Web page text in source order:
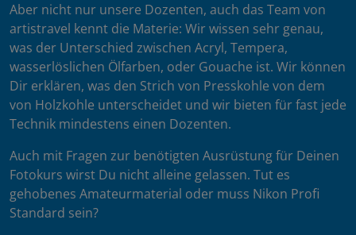
Aber nicht nur unsere Dozenten, auch das Team von
artistravel kennt die Materie: Wir wissen sehr genau,
was der Unterschied zwischen Acryl, Tempera,
wasserlöslichen Ölfarben, oder Gouache ist. Wir können
Dir erklären, was den Strich von Presskohle von dem
von Holzkohle unterscheidet und wir bieten für fast jede
Technik mindestens einen Dozenten.
Auch mit Fragen zur benötigten Ausrüstung für Deinen
Fotokurs wirst Du nicht alleine gelassen. Tut es
gehobenes Amateurmaterial oder muss Nikon Profi
Standard sein?